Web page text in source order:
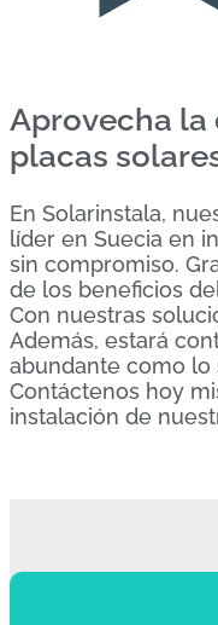
Aprovecha la
placas
En Solarinstala,
líder en Suecia en
sin compromiso.
de los beneficios
Con nuestras
Además, estará
abundante como lo
Contáctenos hoy
instalación de